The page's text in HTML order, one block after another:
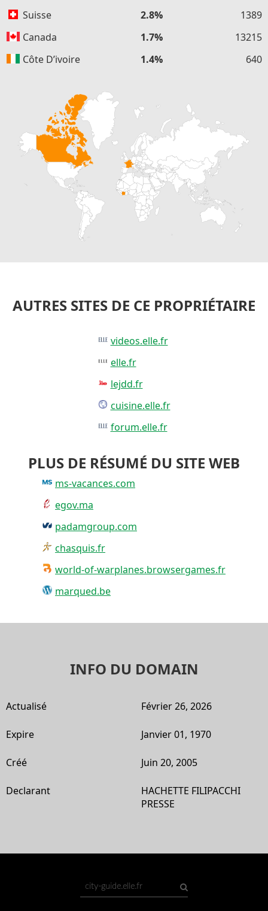
Suisse
2.8%
1389
Canada
1.7%
13215
Côte D’ivoire
1.4% 640
AUTRES SITES DE CE PROPRIÉTAIRE
videos.elle.fr
elle.fr
lejdd.fr
cuisine.elle.fr
forum.elle.fr
PLUS DE RÉSUMÉ DU SITE WEB
ms-vacances.com
egov.ma
padamgroup.com
chasquis.fr
world-of-warplanes.browsergames.fr
marqued.be
INFO DU DOMAIN
Actualisé Février 26, 2026
Expire Janvier 01, 1970
Créé Juin 20, 2005
Declarant
HACHETTE FILIPACCHI
PRESSE